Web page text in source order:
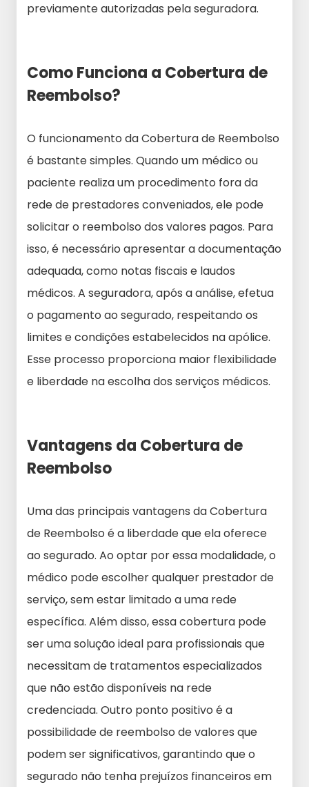
previamente autorizadas pela seguradora.
Como Funciona a Cobertura de
Reembolso?
O funcionamento da Cobertura de Reembolso
é bastante simples. Quando um médico ou
paciente realiza um procedimento fora da
rede de prestadores conveniados, ele pode
solicitar o reembolso dos valores pagos. Para
isso, é necessário apresentar a documentação
adequada, como notas fiscais e laudos
médicos. A seguradora, após a análise, efetua
o pagamento ao segurado, respeitando os
limites e condições estabelecidos na apólice.
Esse processo proporciona maior flexibilidade
e liberdade na escolha dos serviços médicos.
Vantagens da Cobertura de
Reembolso
Uma das principais vantagens da Cobertura
de Reembolso é a liberdade que ela oferece
ao segurado. Ao optar por essa modalidade, o
médico pode escolher qualquer prestador de
serviço, sem estar limitado a uma rede
específica. Além disso, essa cobertura pode
ser uma solução ideal para profissionais que
necessitam de tratamentos especializados
que não estão disponíveis na rede
credenciada. Outro ponto positivo é a
possibilidade de reembolso de valores que
podem ser significativos, garantindo que o
segurado não tenha prejuízos financeiros em